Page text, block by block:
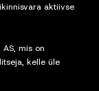
aktiivse
mis on
kelle üle